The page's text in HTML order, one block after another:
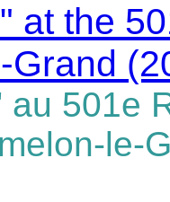
at the
Grand
au 501e
le-